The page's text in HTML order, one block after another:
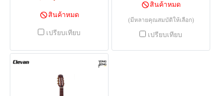
สินค้าหมด
เปรียบเทียบ
สินค้าหมด
(มีหลายคุณสมบัติให้เลือก)
เปรียบเทียบ